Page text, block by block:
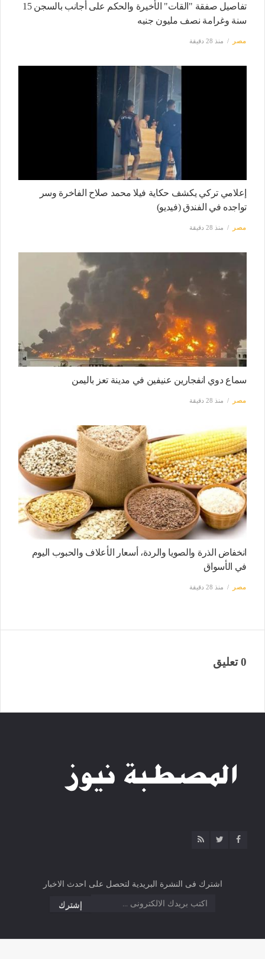
تفاصيل صفقة "القات" الأخيرة والحكم على أجانب بالسجن 15
سنة وغرامة نصف مليون جنيه
مصر منذ 28 دقيقة
إعلامي تركي يكشف حكاية فيلا محمد صلاح الفاخرة وسر
تواجده في الفندق (فيديو)
مصر منذ 28 دقيقة
سماع دوي انفجارين عنيفين في مدينة تعز باليمن
مصر منذ 28 دقيقة
انخفاض الذرة والصويا والردة، أسعار الأعلاف والحبوب اليوم
في الأسواق
مصر منذ 28 دقيقة
0 تعليق
اشترك فى النشرة البريدية لتحصل على احدث الاخبار